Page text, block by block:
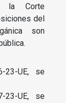
la Corte
del
son
23-UE, se
23-UE, se